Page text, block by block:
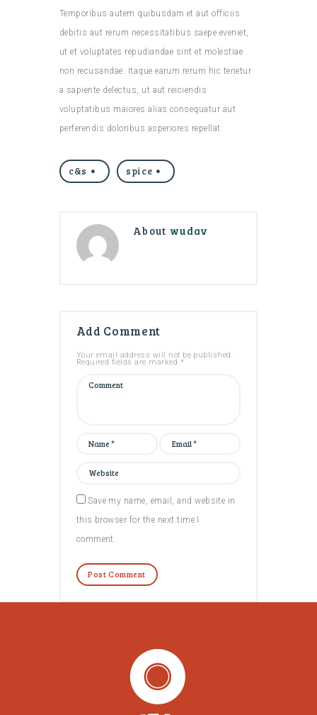
Temporibus autem quibusdam et aut officiis
debitis aut rerum necessitatibus saepe eveniet,
ut et voluptates repudiandae sint et molestiae
non recusandae. Itaque earum rerum hic tenetur
a sapiente delectus, ut aut reiciendis
voluptatibus maiores alias consequatur aut
perferendis doloribus asperiores repellat.
c&s spice
About wudav
Add Comment
Your email address will not be published.
Required fields are marked *
Save my name, email, and website in
this browser for the next time I
comment.